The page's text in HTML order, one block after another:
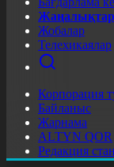
Жаңалықтар
Жобалар
Телехикаялар
Корпорация
Байланыс
Жарнама
ALTYN QOR
Редакция